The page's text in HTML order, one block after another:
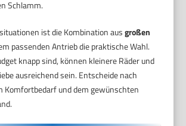
Schlamm.
ist die Kombination ausgroßen
passenden Antrieb die praktische Wahl.
knapp sind, können kleinere Räder und
ausreichend sein. Entscheide nach
Komfortbedarf und dem gewünschten